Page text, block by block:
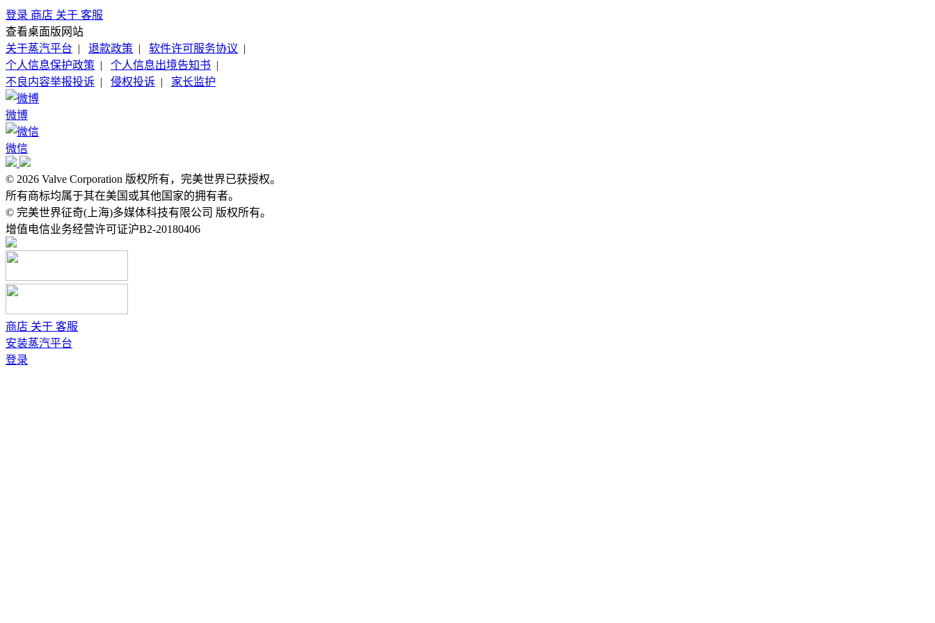
登录 商店 关于 客服
查看桌面版网站
关于蒸汽平台 | 退款政策 | 软件许可服务协议 |
个人信息保护政策 | 个人信息出境告知书 |
不良内容举报投诉 | 侵权投诉 | 家长监护
微博
微信
© 2026 Valve Corporation 版权所有，完美世界已获授权。
所有商标均属于其在美国或其他国家的拥有者。
© 完美世界征奇(上海)多媒体科技有限公司 版权所有。
增值电信业务经营许可证沪B2-20180406
商店 关于 客服
安装蒸汽平台
登录